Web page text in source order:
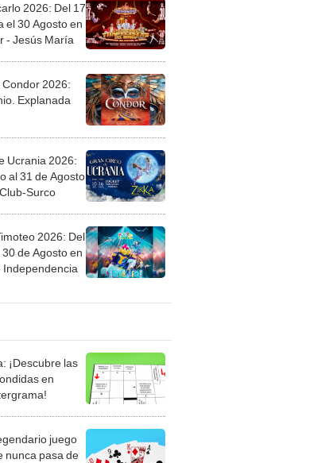
el 30 Agosto en
- Jesús María
Explanada
al 31 de Agosto
Surco
30 de Agosto en
Independencia
en
nunca pasa de
el mazo y